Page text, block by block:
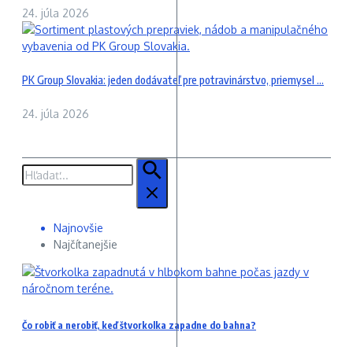
24. júla 2026
PK Group Slovakia: jeden dodávateľ pre potravinárstvo, priemysel ...
24. júla 2026
Hľadať:
Najnovšie
Najčítanejšie
Čo robiť a nerobiť, keď štvorkolka zapadne do bahna?